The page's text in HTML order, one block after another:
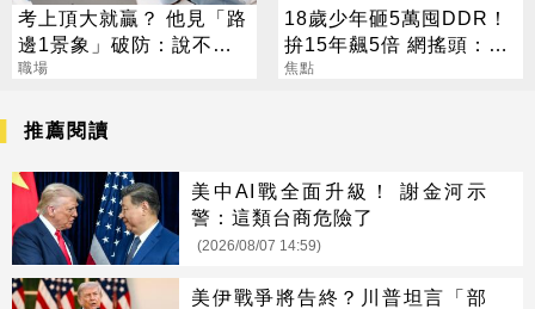
考上頂大就贏？ 他見「路
邊1景象」破防：說不清
的挫敗感
職場
18歲少年砸5萬囤DDR！
拚15年飆5倍 網搖頭：會
報廢
焦點
推薦閱讀
美中AI戰全面升級！ 謝金河示
警：這類台商危險了
(2026/08/07 14:59)
美伊戰爭將告終？川普坦言「部